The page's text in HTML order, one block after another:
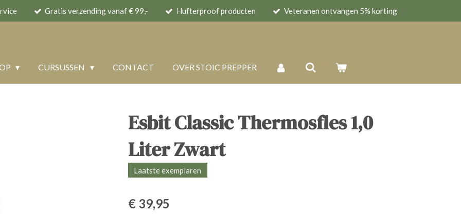
Gratis verzending vanaf € 99,- Hufterproof producten Veteranen ontvangen 5% korting
CURSUSSEN CONTACT OVER STOIC PREPPER
Esbit Classic Thermosfles 1,0
Liter Zwart
Laatste exemplaren
€ 39,95